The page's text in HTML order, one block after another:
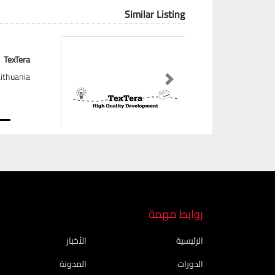
Similar Listing
TexTera
Next
روابط مهمة
الرئيسية
الدورات
الأخبار
المدونة